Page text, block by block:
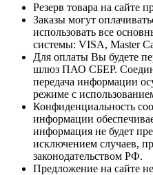
Резерв товара на сайте
Заказы могут
использовать все
системы: VISA, Master
Для оплаты Вы будете
шлюз ПАО СБЕР.
передача информации
режиме с
Конфиденциальность
информации
информация не будет
исключением случаев,
законодательством РФ.
Предложение на сайте